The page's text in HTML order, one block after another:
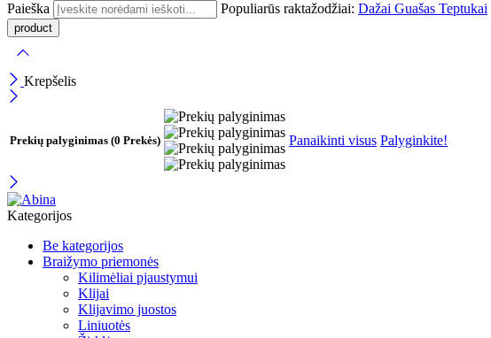
Paieška Populiarūs raktažodžiai: Dažai Guašas Teptukai
Krepšelis
Prekių palyginimas (0 Prekės) Panaikinti visus Palyginkite!
Kategorijos
Be kategorijos
Braižymo priemonės
Kilimėliai pjaustymui
Klijai
Klijavimo juostos
Liniuotės